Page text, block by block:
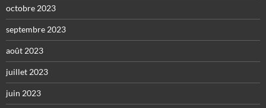
octobre 2023
septembre 2023
août 2023
juillet 2023
juin 2023